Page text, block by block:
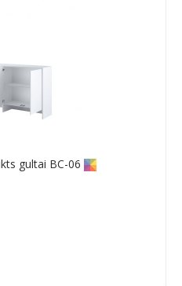
gultai BC-06